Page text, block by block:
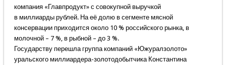
компания «Главпродукт» с совокупной выручкой
в миллиарды рублей. На её долю в сегменте мясной
консервации приходится около 10 % российского рынка, в
молочной – 7 %, в рыбной – до 3 %.
Государству перешла группа компаний «Южуралзолото»
уральского миллиардера-золотодобытчика Константина